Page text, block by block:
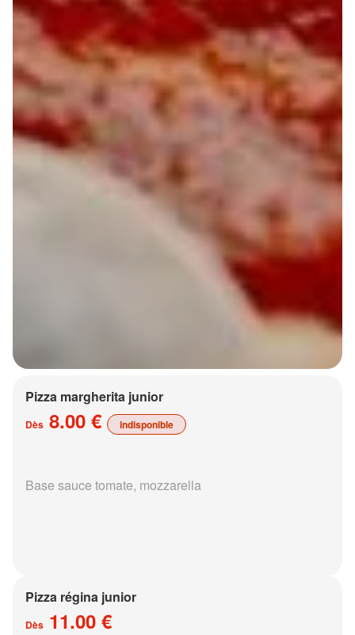
Pizza margherita junior
Dès 8.00 € indisponible
Base sauce tomate, mozzarella
Pizza régina junior
Dès 11.00 €